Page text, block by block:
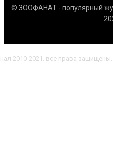
© ЗООФАНАТ - популярный
2010-2021. все права защищены.